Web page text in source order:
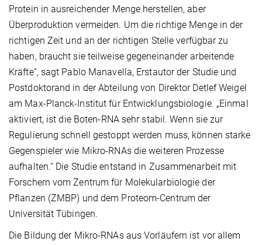
Protein in ausreichender Menge herstellen, aber
Überproduktion vermeiden. Um die richtige Menge in der
richtigen Zeit und an der richtigen Stelle verfügbar zu
haben, braucht sie teilweise gegeneinander arbeitende
Kräfte“, sagt Pablo Manavella, Erstautor der Studie und
Postdoktorand in der Abteilung von Direktor Detlef Weigel
am Max-Planck-Institut für Entwicklungsbiologie. „Einmal
aktiviert, ist die Boten-RNA sehr stabil. Wenn sie zur
Regulierung schnell gestoppt werden muss, können starke
Gegenspieler wie Mikro-RNAs die weiteren Prozesse
aufhalten.“ Die Studie entstand in Zusammenarbeit mit
Forschern vom Zentrum für Molekularbiologie der
Pflanzen (ZMBP) und dem Proteom-Centrum der
Universität Tübingen.
Die Bildung der Mikro-RNAs aus Vorläufern ist vor allem